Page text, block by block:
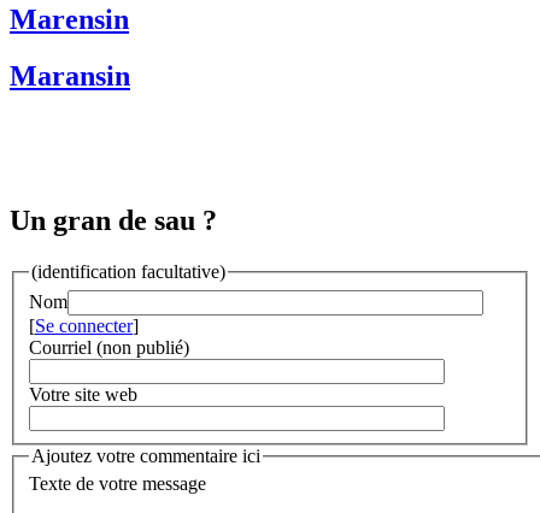
Marensin
Maransin
Un gran de sau ?
(identification facultative)
Nom
[Se connecter]
Courriel (non publié)
Votre site web
Ajoutez votre commentaire ici
Texte de votre message